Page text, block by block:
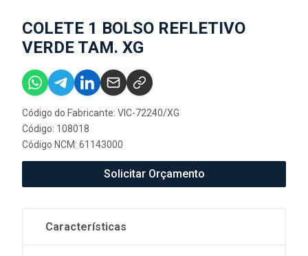
COLETE 1 BOLSO REFLETIVO
VERDE TAM. XG
Código do Fabricante: VIC-72240/XG
Código: 108018
Código NCM: 61143000
Solicitar Orçamento
Características